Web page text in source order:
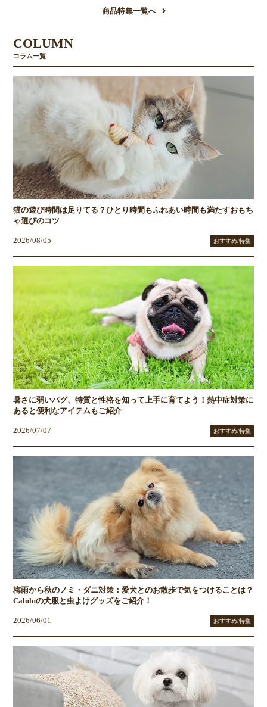
商品特集一覧へ
COLUMN
コラム一覧
猫の遊び時間は足りてる？ひとり時間もふれあい時間も満たすおもち
ゃ選びのコツ
2026/08/05 おすすめ/特集
暑さに弱いパグ、特質と性格を知って上手に育てよう！熱中症対策に
あると便利なアイテムもご紹介
2026/07/07 おすすめ/特集
梅雨から秋のノミ・ダニ対策：愛犬とのお散歩で気をつけることは？
Caluluの犬服と虫よけグッズをご紹介！
2026/06/01 おすすめ/特集